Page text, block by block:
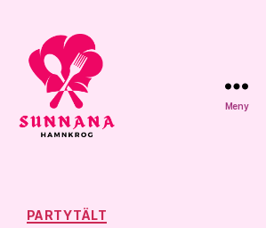
Meny
Kategorier
PARTYTÄLT